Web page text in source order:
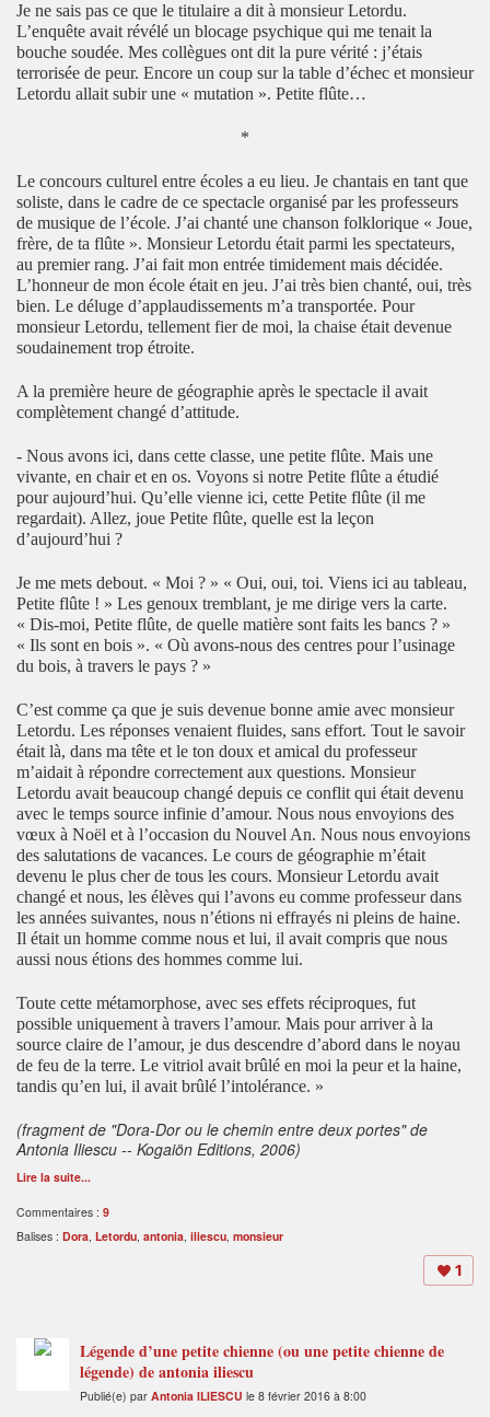
Je ne sais pas ce que le titulaire a dit à monsieur Letordu.
L’enquête avait révélé un blocage psychique qui me tenait la
bouche soudée. Mes collègues ont dit la pure vérité : j’étais
terrorisée de peur. Encore un coup sur la table d’échec et monsieur
Letordu allait subir une « mutation ». Petite flûte…
*
Le concours culturel entre écoles a eu lieu. Je chantais en tant que
soliste, dans le cadre de ce spectacle organisé par les professeurs
de musique de l’école. J’ai chanté une chanson folklorique « Joue,
frère, de ta flûte ». Monsieur Letordu était parmi les spectateurs,
au premier rang. J’ai fait mon entrée timidement mais décidée.
L’honneur de mon école était en jeu. J’ai très bien chanté, oui, très
bien. Le déluge d’applaudissements m’a transportée. Pour
monsieur Letordu, tellement fier de moi, la chaise était devenue
soudainement trop étroite.
A la première heure de géographie après le spectacle il avait
complètement changé d’attitude.
- Nous avons ici, dans cette classe, une petite flûte. Mais une
vivante, en chair et en os. Voyons si notre Petite flûte a étudié
pour aujourd’hui. Qu’elle vienne ici, cette Petite flûte (il me
regardait). Allez, joue Petite flûte, quelle est la leçon
d’aujourd’hui ?
Je me mets debout. « Moi ? » « Oui, oui, toi. Viens ici au tableau,
Petite flûte ! » Les genoux tremblant, je me dirige vers la carte.
« Dis-moi, Petite flûte, de quelle matière sont faits les bancs ? »
« Ils sont en bois ». « Où avons-nous des centres pour l’usinage
du bois, à travers le pays ? »
C’est comme ça que je suis devenue bonne amie avec monsieur
Letordu. Les réponses venaient fluides, sans effort. Tout le savoir
était là, dans ma tête et le ton doux et amical du professeur
m’aidait à répondre correctement aux questions. Monsieur
Letordu avait beaucoup changé depuis ce conflit qui était devenu
avec le temps source infinie d’amour. Nous nous envoyions des
vœux à Noël et à l’occasion du Nouvel An. Nous nous envoyions
des salutations de vacances. Le cours de géographie m’était
devenu le plus cher de tous les cours. Monsieur Letordu avait
changé et nous, les élèves qui l’avons eu comme professeur dans
les années suivantes, nous n’étions ni effrayés ni pleins de haine.
Il était un homme comme nous et lui, il avait compris que nous
aussi nous étions des hommes comme lui.
Toute cette métamorphose, avec ses effets réciproques, fut
possible uniquement à travers l’amour. Mais pour arriver à la
source claire de l’amour, je dus descendre d’abord dans le noyau
de feu de la terre. Le vitriol avait brûlé en moi la peur et la haine,
tandis qu’en lui, il avait brûlé l’intolérance. »
(fragment de "Dora-Dor ou le chemin entre deux portes" de
Antonia Iliescu -- Kogaiön Editions, 2006)
Lire la suite...
Commentaires : 9
Balises : Dora, Letordu, antonia, iliescu, monsieur
1
Légende d’une petite chienne (ou une petite chienne de
légende) de antonia iliescu
Publié(e) par Antonia ILIESCU le 8 février 2016 à 8:00